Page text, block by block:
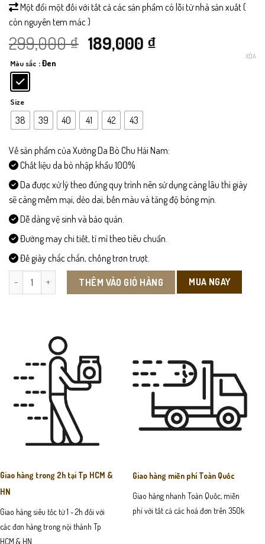
Một đổi một đối với tất cả các sản phẩm có lỗi từ nhà sản xuất (
còn nguyên tem mác )
299,000₫ Giá
299,000 ₫.
189,000 ₫Giá
189,000 ₫.
Màu sắc : Đen
Size
38 39 40 41 42 43
XÓA
Về sản phẩm của Xưởng Da Bò Chu Hải Nam:
Chất liệu da bò nhập khẩu 100%
Da được xử lý theo đúng quy trình nên sử dụng càng lâu thì giày
sẽ càng mềm mại, dẻo dai, bền màu và tăng độ bóng mịn.
Dễ dàng vệ sinh và bảo quản.
Đường may chi tiết, tỉ mỉ theo tiêu chuẩn.
Đế giày chắc chắn, chống trơn trượt.
PU03 – Giày Da PU Cao Cấp Đai Chỉ Trắng số lượng
THÊM VÀO GIỎ HÀNG MUA NGAY
Giao hàng trong 2h tại Tp HCM &
HN
Giao hàng siêu tốc từ 1 - 2h đối với
các đơn hàng trong nội thành Tp
HCM & HN
Giao hàng miễn phí Toàn Quốc
Giao hàng nhanh Toàn Quốc, miễn
phí với tất cả các hoá đơn trên 350k